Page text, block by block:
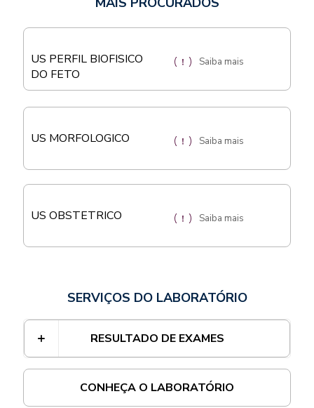
US PERFIL BIOFISICO
DO FETO
Saiba mais
US MORFOLOGICO Saiba mais
US OBSTETRICO Saiba mais
SERVIÇOS DO LABORATÓRIO
RESULTADO DE EXAMES
CONHEÇA O LABORATÓRIO